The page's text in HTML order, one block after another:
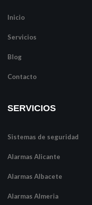
Inicio
Servicios
Blog
Contacto
SERVICIOS
Sistemas de seguridad
Alarmas Alicante
Alarmas Albacete
Alarmas Almeria